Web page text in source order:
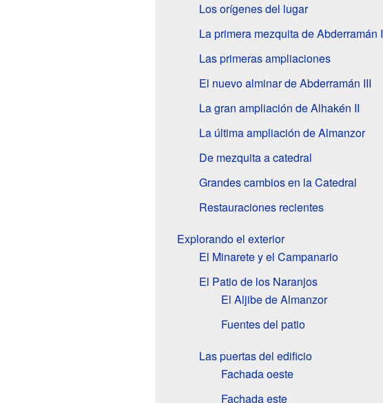
Los orígenes del lugar
La primera mezquita de Abderramán I
Las primeras ampliaciones
El nuevo alminar de Abderramán III
La gran ampliación de Alhakén II
La última ampliación de Almanzor
De mezquita a catedral
Grandes cambios en la Catedral
Restauraciones recientes
Explorando el exterior
El Minarete y el Campanario
El Patio de los Naranjos
El Aljibe de Almanzor
Fuentes del patio
Las puertas del edificio
Fachada oeste
Fachada este